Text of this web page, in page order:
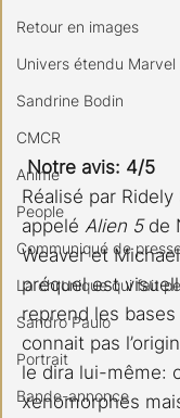
Retour en images
Univers étendu Marvel
Sandrine Bodin
CMCR
Anime
People
Communiqué de
La chronique qui fait
Sandro Paulo
Portrait
Bande-annonce
Notre avis: 4/5
Réalisé par
appelé Alien 5 de
Weaver et
préquel est
reprend les
connait pas
le dira lui-même:
xenomorphes